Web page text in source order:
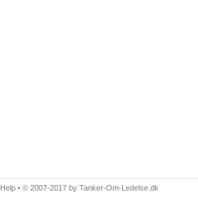
Help• © 2007-2017 by Tanker-Om-Ledelse.dk